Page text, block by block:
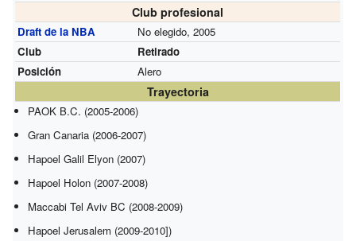
Club profesional
Draft de la NBA
No elegido, 2005
Club
Retirado
Posición
Alero
Trayectoria
PAOK B.C. (2005-2006)
Gran Canaria (2006-2007)
Hapoel Galil Elyon (2007)
Hapoel Holon (2007-2008)
Maccabi Tel Aviv BC (2008-2009)
Hapoel Jerusalem (2009-2010])